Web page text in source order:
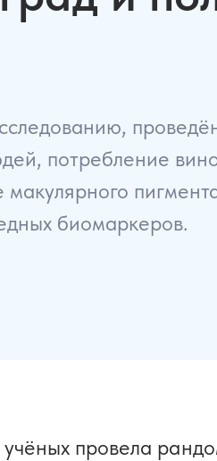
потребление
макулярного
биомаркеров.
провела